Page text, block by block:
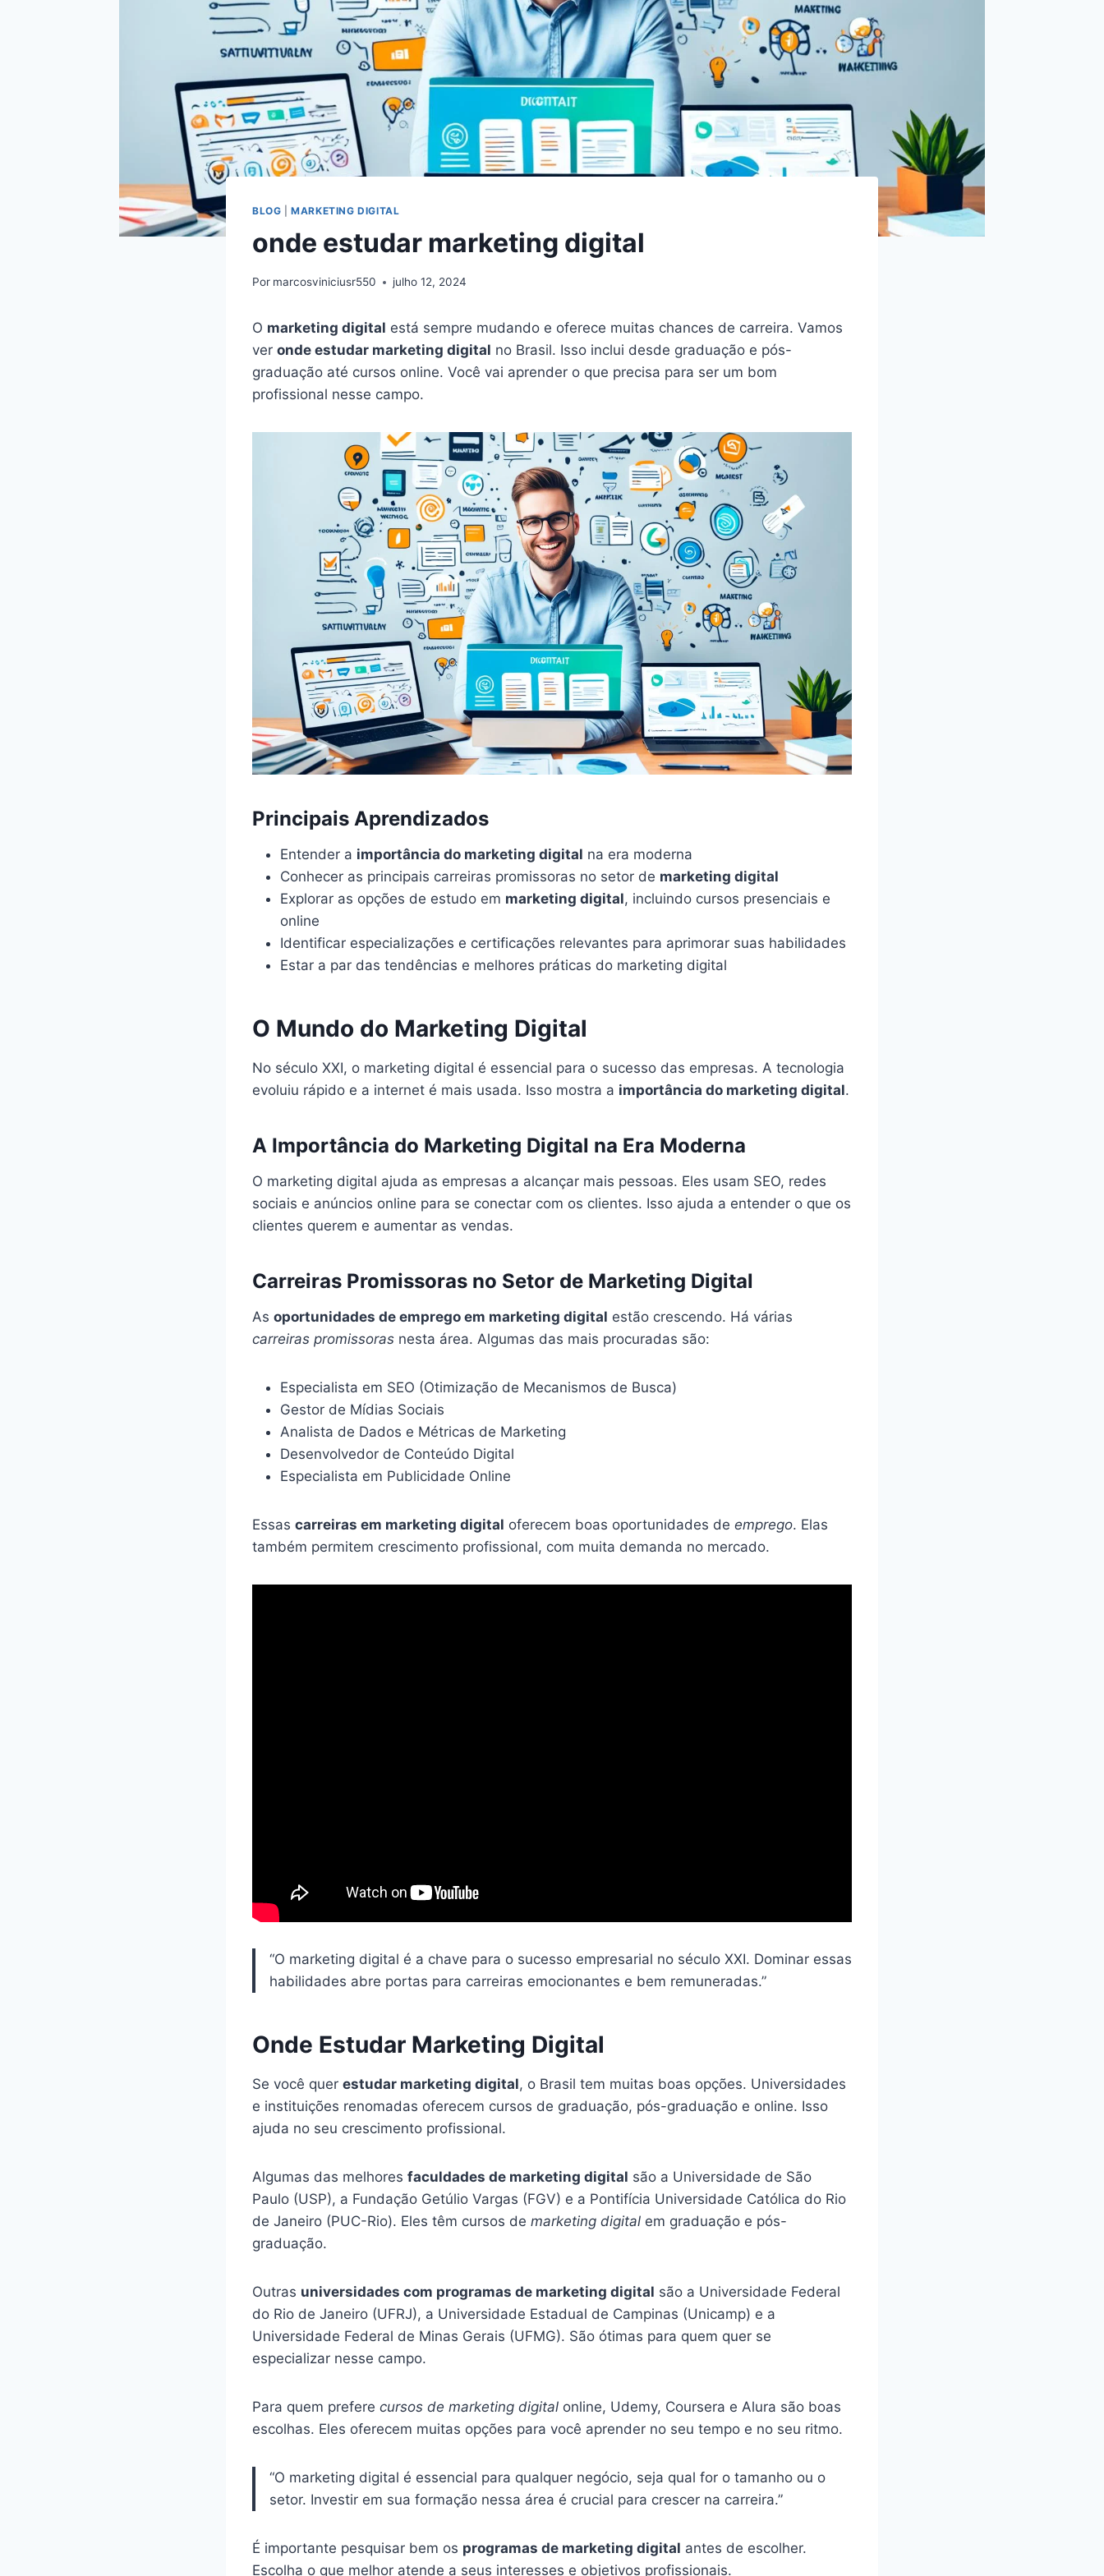
BLOG |MARKETING DIGITAL
onde estudar marketing digital
Por marcosviniciusr550 julho 12, 2024
O marketing digital está sempre mudando e oferece muitas chances de carreira. Vamos
ver onde estudar marketing digital no Brasil. Isso inclui desde graduação e pós-
graduação até cursos online. Você vai aprender o que precisa para ser um bom
profissional nesse campo.
Principais Aprendizados
Entender a importância do marketing digital na era moderna
Conhecer as principais carreiras promissoras no setor de marketing digital
Explorar as opções de estudo em marketing digital, incluindo cursos presenciais e
online
Identificar especializações e certificações relevantes para aprimorar suas habilidades
Estar a par das tendências e melhores práticas do marketing digital
O Mundo do Marketing Digital
No século XXI, o marketing digital é essencial para o sucesso das empresas. A tecnologia
evoluiu rápido e a internet é mais usada. Isso mostra a importância do marketing digital.
A Importância do Marketing Digital na Era Moderna
O marketing digital ajuda as empresas a alcançar mais pessoas. Eles usam SEO, redes
sociais e anúncios online para se conectar com os clientes. Isso ajuda a entender o que os
clientes querem e aumentar as vendas.
Carreiras Promissoras no Setor de Marketing Digital
As oportunidades de emprego em marketing digital estão crescendo. Há várias
carreiras promissoras nesta área. Algumas das mais procuradas são:
Especialista em SEO (Otimização de Mecanismos de Busca)
Gestor de Mídias Sociais
Analista de Dados e Métricas de Marketing
Desenvolvedor de Conteúdo Digital
Especialista em Publicidade Online
Essas carreiras em marketing digital oferecem boas oportunidades de emprego. Elas
também permitem crescimento profissional, com muita demanda no mercado.
“O marketing digital é a chave para o sucesso empresarial no século XXI. Dominar essas
habilidades abre portas para carreiras emocionantes e bem remuneradas.”
Onde Estudar Marketing Digital
Se você quer estudar marketing digital, o Brasil tem muitas boas opções. Universidades
e instituições renomadas oferecem cursos de graduação, pós-graduação e online. Isso
ajuda no seu crescimento profissional.
Algumas das melhores faculdades de marketing digital são a Universidade de São
Paulo (USP), a Fundação Getúlio Vargas (FGV) e a Pontifícia Universidade Católica do Rio
de Janeiro (PUC-Rio). Eles têm cursos de marketing digital em graduação e pós-
graduação.
Outras universidades com programas de marketing digital são a Universidade Federal
do Rio de Janeiro (UFRJ), a Universidade Estadual de Campinas (Unicamp) e a
Universidade Federal de Minas Gerais (UFMG). São ótimas para quem quer se
especializar nesse campo.
Para quem prefere cursos de marketing digital online, Udemy, Coursera e Alura são boas
escolhas. Eles oferecem muitas opções para você aprender no seu tempo e no seu ritmo.
“O marketing digital é essencial para qualquer negócio, seja qual for o tamanho ou o
setor. Investir em sua formação nessa área é crucial para crescer na carreira.”
É importante pesquisar bem os programas de marketing digital antes de escolher.
Escolha o que melhor atende a seus interesses e objetivos profissionais.